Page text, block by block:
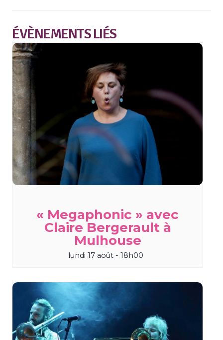
ÉVÈNEMENTS LIÉS
« Megaphonic » avec
Claire Bergerault à
Mulhouse
lundi 17 août - 18h00